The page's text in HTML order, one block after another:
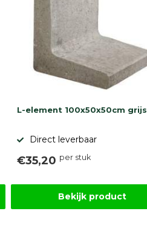
L-element 100x50x50cm grijs
Direct leverbaar
€35,20 per stuk
Bekijk product